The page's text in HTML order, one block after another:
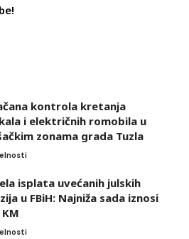
kontrola kretanja
i električnih romobila u
zonama grada Tuzla
isplata uvećanih julskih
u FBiH: Najniža sada iznosi